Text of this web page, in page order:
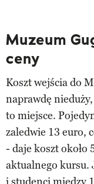
Muzeum
ceny
Koszt wejścia do
naprawdę
to miejsce.
zaledwie 13 euro,
- daje koszt około
aktualnego kursu.